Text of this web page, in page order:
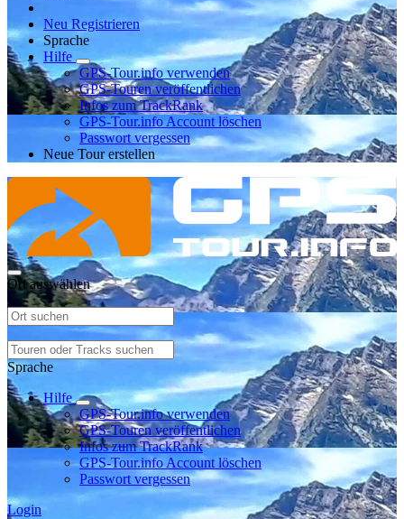
Neu Registrieren
Sprache
Hilfe
GPS-Tour.info verwenden
GPS-Touren veröffentlichen
Infos zum TrackRank
GPS-Tour.info Account löschen
Passwort vergessen
Neue Tour erstellen
Ort auswählen
Sprache
Hilfe
GPS-Tour.info verwenden
GPS-Touren veröffentlichen
Infos zum TrackRank
GPS-Tour.info Account löschen
Passwort vergessen
Login